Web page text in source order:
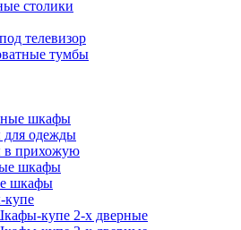
столики
телевизор
тумбы
шкафы
одежды
прихожую
шкафы
шкафы
купе 2-x дверные